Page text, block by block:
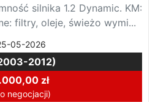
silnika 1.2 Dynamic. KM:
filtry, oleje, świeżo wymi...
05-2026
2012)
zł
negocjacji)